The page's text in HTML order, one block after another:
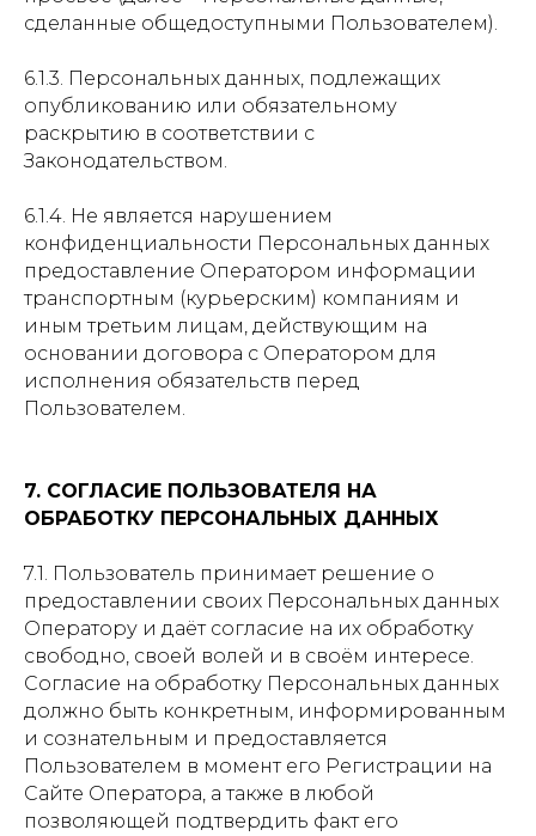
сделанные общедоступными Пользователем).
6.1.3. Персональных данных, подлежащих
опубликованию или обязательному
раскрытию в соответствии с
Законодательством.
6.1.4. Не является нарушением
конфиденциальности Персональных данных
предоставление Оператором информации
транспортным (курьерским) компаниям и
иным третьим лицам, действующим на
основании договора с Оператором для
исполнения обязательств перед
Пользователем.
7. СОГЛАСИЕ ПОЛЬЗОВАТЕЛЯ НА
ОБРАБОТКУ ПЕРСОНАЛЬНЫХ ДАННЫХ
7.1. Пользователь принимает решение о
предоставлении своих Персональных данных
Оператору и даёт согласие на их обработку
свободно, своей волей и в своём интересе.
Согласие на обработку Персональных данных
должно быть конкретным, информированным
и сознательным и предоставляется
Пользователем в момент его Регистрации на
Сайте Оператора, а также в любой
позволяющей подтвердить факт его